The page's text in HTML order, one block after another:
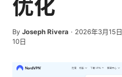
优化
By Joseph Rivera · 2026年3月15日
10日